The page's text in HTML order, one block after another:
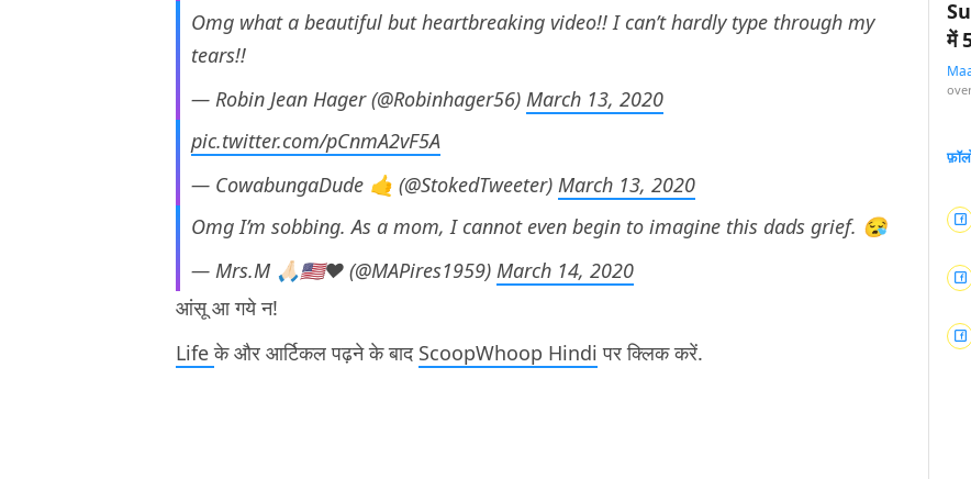
Omg what a beautiful but heartbreaking video!! I can’t hardly type through my
tears!!
— Robin Jean Hager (@Robinhager56) March 13, 2020
pic.twitter.com/pCnmA2vF5A
— CowabungaDude 🤙 (@StokedTweeter) March 13, 2020
Omg I’m sobbing. As a mom, I cannot even begin to imagine this dads grief. 😪
— Mrs.M 🙏🏻🇺🇸♥️ (@MAPires1959) March 14, 2020
आंसू आ गये न!
Lifeके और आर्टिकल पढ़ने के बाद ScoopWhoop Hindi पर क्लिक करें.
में